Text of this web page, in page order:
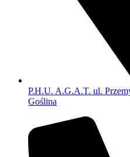
P.H.U. A.G.A.T. ul.
Goślina